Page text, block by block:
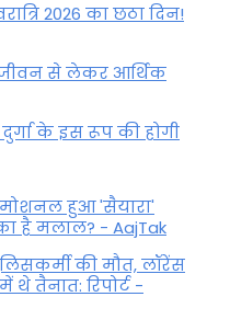
2026 का छठा दिन!
जीवन से लेकर आर्थिक
दुर्गा के इस रूप की होगी
हुआ 'सैयारा'
है मलाल? - AajTak
की मौत, लॉरेंस
थे तैनात: रिपोर्ट -